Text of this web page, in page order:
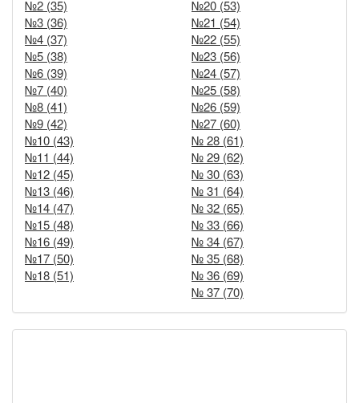
№2 (35)
№3 (36)
№4 (37)
№5 (38)
№6 (39)
№7 (40)
№8 (41)
№9 (42)
№10 (43)
№11 (44)
№12 (45)
№13 (46)
№14 (47)
№15 (48)
№16 (49)
№17 (50)
№18 (51)
№20 (53)
№21 (54)
№22 (55)
№23 (56)
№24 (57)
№25 (58)
№26 (59)
№27 (60)
№ 28 (61)
№ 29 (62)
№ 30 (63)
№ 31 (64)
№ 32 (65)
№ 33 (66)
№ 34 (67)
№ 35 (68)
№ 36 (69)
№ 37 (70)